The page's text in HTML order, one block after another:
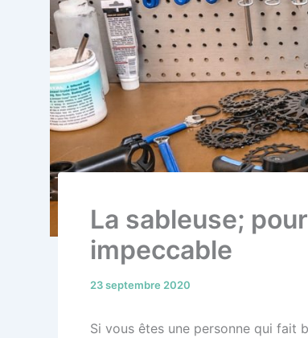
La sableuse;
impeccable
23 septembre 2020
Si vous êtes une personne qui fait